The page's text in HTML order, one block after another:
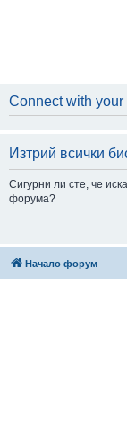
Connect with
Изтрий всички
Сигурни ли сте, че
форума?
Начало форум